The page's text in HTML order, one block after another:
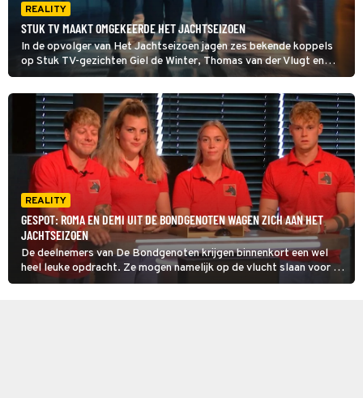
REALITY
STUK TV MAAKT OMGEKEERDE HET JACHTSEIZOEN
In de opvolger van Het Jachtseizoen jagen zes bekende koppels
op Stuk TV-gezichten Giel de Winter, Thomas van der Vlugt en
Stefan Jurriëns in plaats van andersom. Het nieuwe programma
heet Waar de F*ck is Stuk?
REALITY
GESPOT: ROMA EN DEMI UIT DE BONDGENOTEN WAGEN ZICH AAN HET
JACHTSEIZOEN
De deelnemers van De Bondgenoten krijgen binnenkort een wel
heel leuke opdracht. Ze mogen namelijk op de vlucht slaan voor de
heren van StukTV.